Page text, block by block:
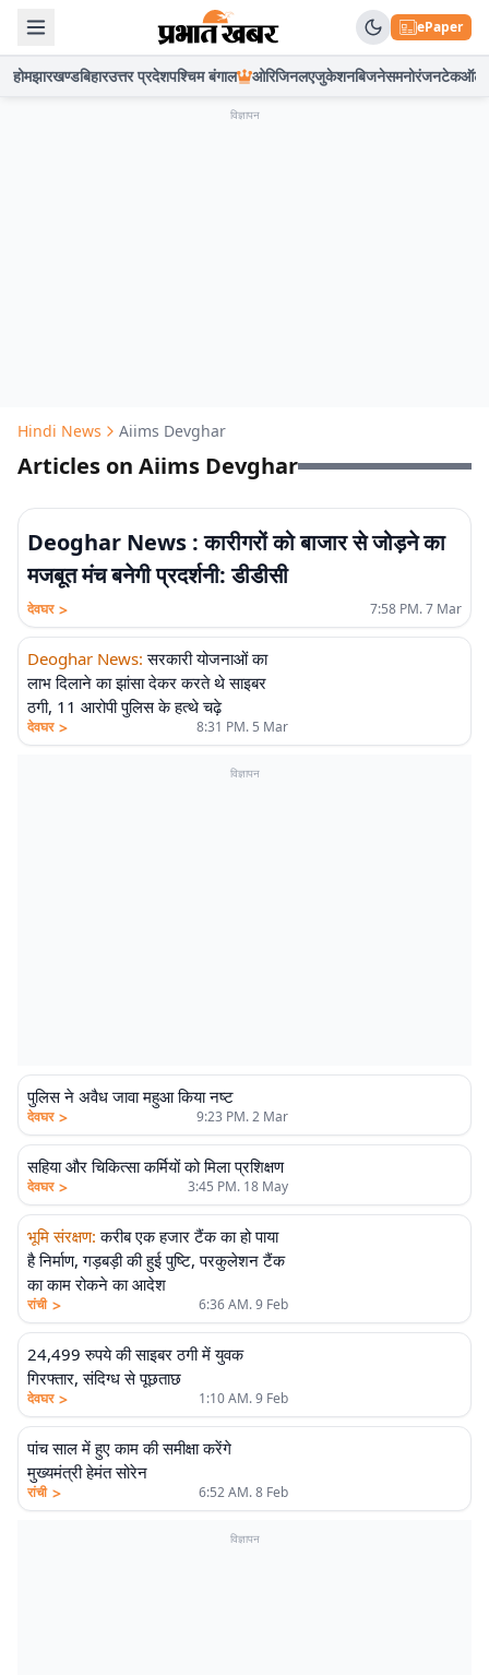
ePaper
होमझारखण्डबिहारउत्तर प्रदेशपश्चिम बंगाल ओरिजिनलएजुकेशनबिजनेसमनोरंजनटेकऑटो
विज्ञापन
Hindi News Aiims Devghar
Articles on Aiims Devghar
Deoghar News : कारीगरों को बाजार से जोड़ने का
मजबूत मंच बनेगी प्रदर्शनी: डीडीसी
देवघर > 7:58 PM. 7 Mar
Deoghar News: सरकारी योजनाओं का
लाभ दिलाने का झांसा देकर करते थे साइबर
ठगी, 11 आरोपी पुलिस के हत्थे चढ़े
देवघर > 8:31 PM. 5 Mar
विज्ञापन
पुलिस ने अवैध जावा महुआ किया नष्ट
देवघर > 9:23 PM. 2 Mar
सहिया और चिकित्सा कर्मियों को मिला प्रशिक्षण
देवघर > 3:45 PM. 18 May
भूमि संरक्षण: करीब एक हजार टैंक का हो पाया
है निर्माण, गड़बड़ी की हुई पुष्टि, परकुलेशन टैंक
का काम रोकने का आदेश
रांची > 6:36 AM. 9 Feb
24,499 रुपये की साइबर ठगी में युवक
गिरफ्तार, संदिग्ध से पूछताछ
देवघर > 1:10 AM. 9 Feb
पांच साल में हुए काम की समीक्षा करेंगे
मुख्यमंत्री हेमंत सोरेन
रांची > 6:52 AM. 8 Feb
विज्ञापन